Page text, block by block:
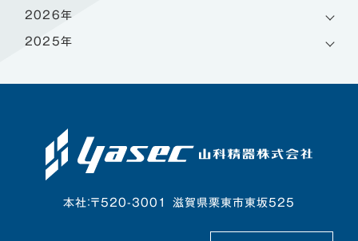
2026年
2025年
本社：〒520-3001 滋賀県栗東市東坂525